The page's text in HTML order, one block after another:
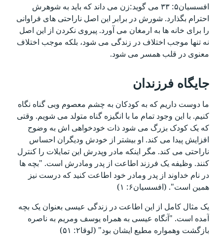
افسسیان۵: ۳۳ می گوید:زن می داند که باید به شوهرش
احترام بگذارد. شورش در برابر این اصل ناراحتی های فراوانی
را برای خانه ها به ارمغان می آورد. پیروی نکردن از این اصل
نه تنها موجب اختلاف در زندگی می شود، بلکه موجب اختلاف
معنوی در قلب همسر می شود.
جایگاه فرزندان
ما دوست داریم که به کودکان به چشم معصوم وبی گناه نگاه
کنیم. با این وجود تمام ما با انگیزه گناه متولد می شویم. وقتی
که یک کودک بزرگ می شود ذات خودخواهی اش به وضوح
افزایش پیدا می کند. او بیشتر از خودش ودیگران احساس
ناراحتی می کند. مگر اینکه مادر وپدرش این تمایلات را کنترل
کنند. وظیفه یک فرزند اطاعت از پدر ومادرش است. "بچه ها
در نام خداوند از پدر ومادر خود اطاعت کنید که درست نیز
همین است". (افسسیان۶: ۱)
یک مثال کامل از این اطاعت در زندگی عیسی بعنوان یک بچه
آمده است. "آنگاه عیسی به همراه یوسف ومریم به ناصره
بازگشت وهمواره مطیع ایشان بود" (لوقا۲: ۵۱)